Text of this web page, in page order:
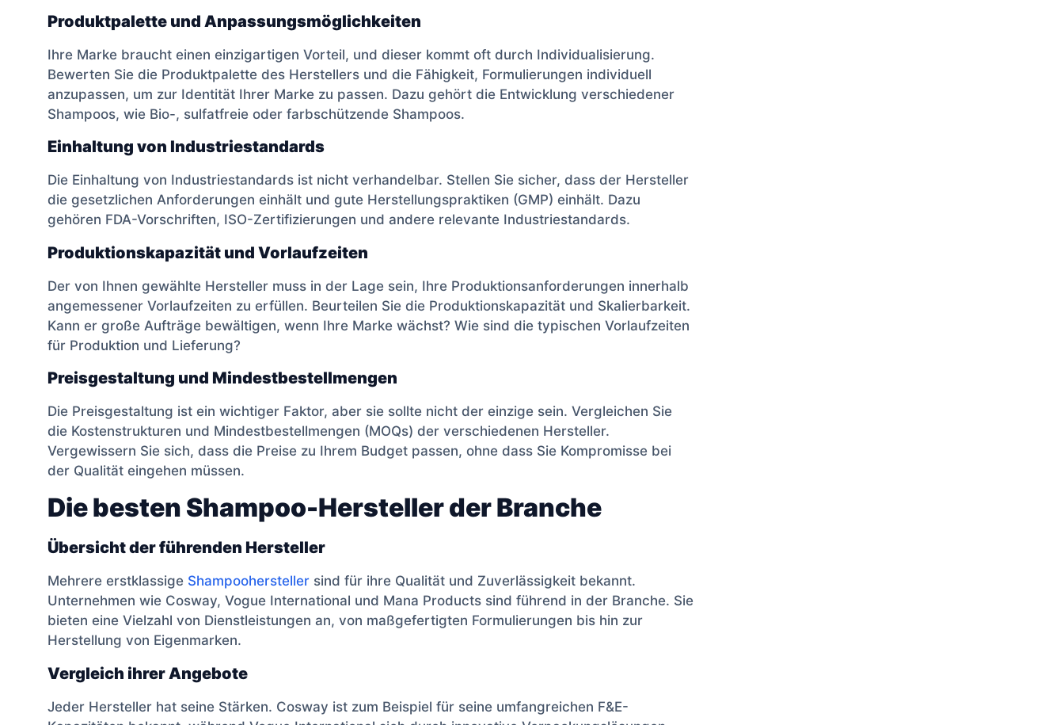
Produktpalette und Anpassungsmöglichkeiten
Ihre Marke braucht einen einzigartigen Vorteil, und dieser kommt oft durch Individualisierung.
Bewerten Sie die Produktpalette des Herstellers und die Fähigkeit, Formulierungen individuell
anzupassen, um zur Identität Ihrer Marke zu passen. Dazu gehört die Entwicklung verschiedener
Shampoos, wie Bio-, sulfatfreie oder farbschützende Shampoos.
Einhaltung von Industriestandards
Die Einhaltung von Industriestandards ist nicht verhandelbar. Stellen Sie sicher, dass der Hersteller
die gesetzlichen Anforderungen einhält und gute Herstellungspraktiken (GMP) einhält. Dazu
gehören FDA-Vorschriften, ISO-Zertifizierungen und andere relevante Industriestandards.
Produktionskapazität und Vorlaufzeiten
Der von Ihnen gewählte Hersteller muss in der Lage sein, Ihre Produktionsanforderungen innerhalb
angemessener Vorlaufzeiten zu erfüllen. Beurteilen Sie die Produktionskapazität und Skalierbarkeit.
Kann er große Aufträge bewältigen, wenn Ihre Marke wächst? Wie sind die typischen Vorlaufzeiten
für Produktion und Lieferung?
Preisgestaltung und Mindestbestellmengen
Die Preisgestaltung ist ein wichtiger Faktor, aber sie sollte nicht der einzige sein. Vergleichen Sie
die Kostenstrukturen und Mindestbestellmengen (MOQs) der verschiedenen Hersteller.
Vergewissern Sie sich, dass die Preise zu Ihrem Budget passen, ohne dass Sie Kompromisse bei
der Qualität eingehen müssen.
Die besten Shampoo-Hersteller der Branche
Übersicht der führenden Hersteller
Mehrere erstklassige Shampoohersteller sind für ihre Qualität und Zuverlässigkeit bekannt.
Unternehmen wie Cosway, Vogue International und Mana Products sind führend in der Branche. Sie
bieten eine Vielzahl von Dienstleistungen an, von maßgefertigten Formulierungen bis hin zur
Herstellung von Eigenmarken.
Vergleich ihrer Angebote
Jeder Hersteller hat seine Stärken. Cosway ist zum Beispiel für seine umfangreichen F&E-